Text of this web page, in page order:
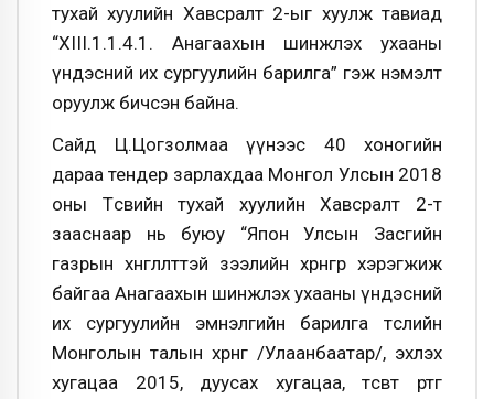
тухай хуулийн Хавсралт 2-ыг хуулж тавиад
“XIII.1.1.4.1. Анагаахын шинжлэх ухааны
үндэсний их сургуулийн барилга” гэж нэмэлт
оруулж бичсэн байна.
Сайд Ц.Цогзолмаа үүнээс 40 хоногийн
дараа тендер зарлахдаа Монгол Улсын 2018
оны Төсвийн тухай хуулийн Хавсралт 2-т
зааснаар нь буюу “Япон Улсын Засгийн
газрын хөнгөлөлттэй зээлийн хөрөнгөөр хэрэгжиж
байгаа Анагаахын шинжлэх ухааны үндэсний
их сургуулийн эмнэлгийн барилга төслийн
Монголын талын хөрөнгө /Улаанбаатар/, эхлэх
хугацаа 2015, дуусах хугацаа, төсөвт өртөг